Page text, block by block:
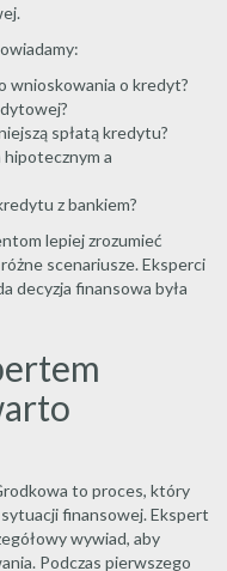
wnioskowania o kredyt?
spłatą kredytu?
hipotecznym a
z bankiem?
lepiej zrozumieć
scenariusze. Eksperci
decyzja finansowa była
to proces, który
sytuacji finansowej. Ekspert
wywiad, aby
Podczas pierwszego